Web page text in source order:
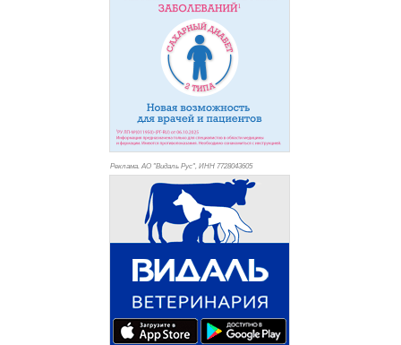
Реклама. АО "Видаль Рус", ИНН 7728043605